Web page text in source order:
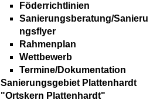
Föderrichtlinien
Sanierungsberatung/Sanieru
ngsflyer
Rahmenplan
Wettbewerb
Termine/Dokumentation
Sanierungsgebiet Plattenhardt
"Ortskern Plattenhardt"